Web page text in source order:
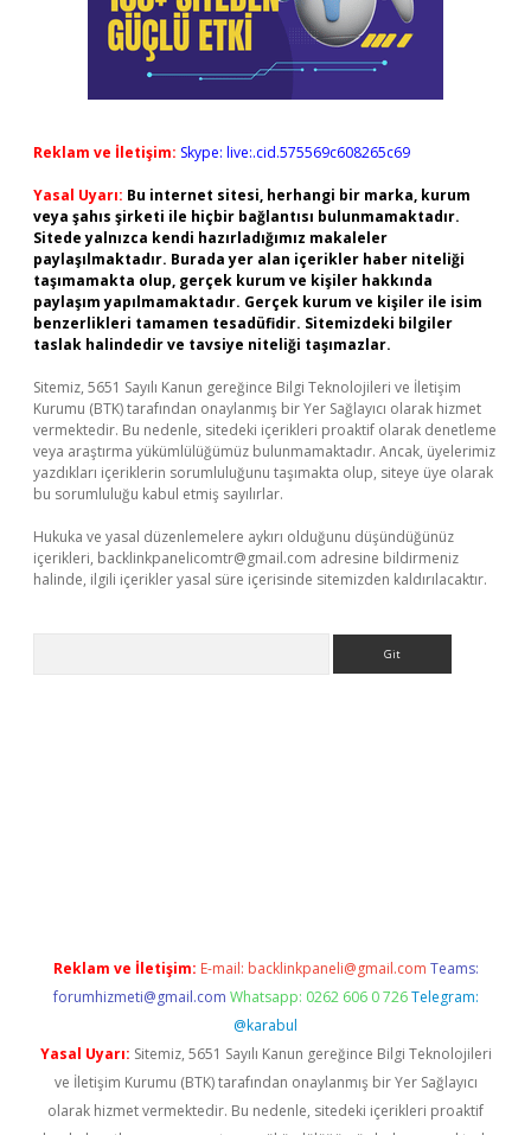
Reklam ve İletişim: Skype: live:.cid.575569c608265c69
Yasal Uyarı: Bu internet sitesi, herhangi bir marka, kurum
veya şahıs şirketi ile hiçbir bağlantısı bulunmamaktadır.
Sitede yalnızca kendi hazırladığımız makaleler
paylaşılmaktadır. Burada yer alan içerikler haber niteliği
taşımamakta olup, gerçek kurum ve kişiler hakkında
paylaşım yapılmamaktadır. Gerçek kurum ve kişiler ile isim
benzerlikleri tamamen tesadüfidir. Sitemizdeki bilgiler
taslak halindedir ve tavsiye niteliği taşımazlar.
Sitemiz, 5651 Sayılı Kanun gereğince Bilgi Teknolojileri ve İletişim
Kurumu (BTK) tarafından onaylanmış bir Yer Sağlayıcı olarak hizmet
vermektedir. Bu nedenle, sitedeki içerikleri proaktif olarak denetleme
veya araştırma yükümlülüğümüz bulunmamaktadır. Ancak, üyelerimiz
yazdıkları içeriklerin sorumluluğunu taşımakta olup, siteye üye olarak
bu sorumluluğu kabul etmiş sayılırlar.
Hukuka ve yasal düzenlemelere aykırı olduğunu düşündüğünüz
içerikleri, backlinkpanelicomtr@gmail.com adresine bildirmeniz
halinde, ilgili içerikler yasal süre içerisinde sitemizden kaldırılacaktır.
Reklam ve İletişim: E-mail: backlinkpaneli@gmail.com Teams:
forumhizmeti@gmail.com Whatsapp: 0262 606 0 726 Telegram:
@karabul
Yasal Uyarı: Sitemiz, 5651 Sayılı Kanun gereğince Bilgi Teknolojileri
ve İletişim Kurumu (BTK) tarafından onaylanmış bir Yer Sağlayıcı
olarak hizmet vermektedir. Bu nedenle, sitedeki içerikleri proaktif